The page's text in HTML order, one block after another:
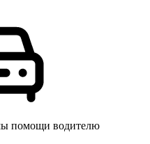
помощи водителю